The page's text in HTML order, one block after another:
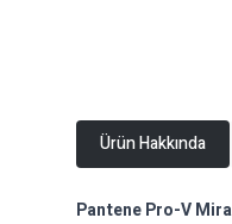
Ürün Hakkında
Pantene Pro-V